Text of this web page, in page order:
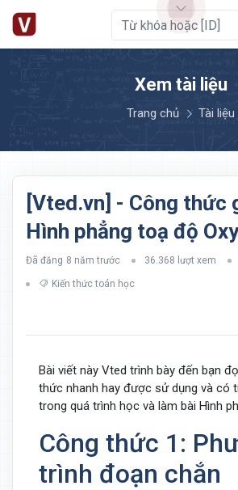
Xem tài liệu
Trang chủ Tài liệu
[Vted.vn] - Công thức
Hình phẳng toạ độ Oxy
Đã đăng 8 năm trước 36.368 lượt xem
Kiến thức toán học
Bài viết này Vted trình bày đến bạn
thức nhanh hay được sử dụng và có
trong quá trình học và làm bài Hình
Công thức 1:
trình đoạn chắn